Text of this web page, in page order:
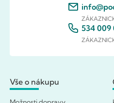
534 009
Vše o nákupu